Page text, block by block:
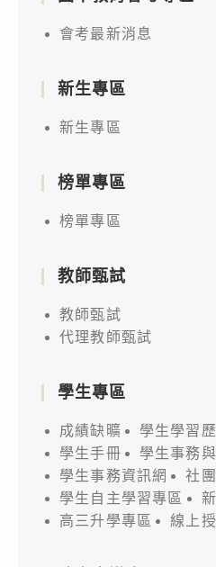
會考最新消息
新生專區
新生專區
榜單專區
榜單專區
教師甄試
教師甄試
代理教師甄試
學生專區
成績缺曠
學生學習
學生手冊
學生事務
學生事務資訊網
社
學生自主學習專區
高三升學專區
線上